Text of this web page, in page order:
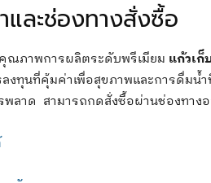
ละช่องทางสั่งซื้อ
ณภาพการผลิตระดับพรีเมียม แก้วเ
งทุนที่คุ้มค่าเพื่อสุขภาพและการดื่มน้
พลาด สามารถกดสั่งซื้อผ่านช่องทาง